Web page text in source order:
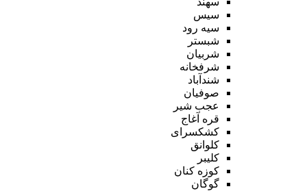
سیس
سیه رود
شبستر
شربیان
شرفخانه
شندآباد
صوفیان
عجب شیر
قره آغاج
کشکسرای
کلوانق
کلیبر
کوزه کنان
گوگان